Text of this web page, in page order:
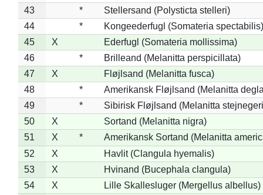
43
*
Stellersand (Polysticta stelleri)
44
*
Kongeederfugl (Somateria spectabilis)
45
X
Ederfugl (Somateria mollissima)
46
*
Brilleand (Melanitta perspicillata)
47
X
Fløjlsand (Melanitta fusca)
48
*
Amerikansk Fløjlsand (Melanitta
49
*
Sibirisk Fløjlsand (Melanitta
50
X
Sortand (Melanitta nigra)
51
X *
Amerikansk Sortand (Melanitta
52
X
Havlit (Clangula hyemalis)
53
X
Hvinand (Bucephala clangula)
54
X
Lille Skallesluger (Mergellus albellus)